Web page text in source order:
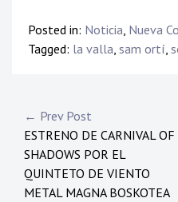
Posted in: Noticia, Nueva
Tagged: la valla, sam ortí,
Navegación
de
entradas
← Prev Post
ESTRENO DE CARNIVAL OF
SHADOWS POR EL
QUINTETO DE VIENTO
METAL MAGNA BOSKOTEA